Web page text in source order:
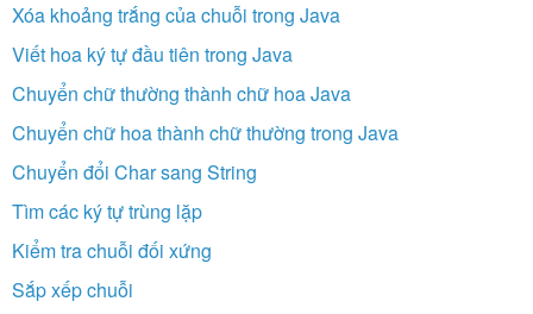
Xóa khoảng trắng của chuỗi trong Java
Viết hoa ký tự đầu tiên trong Java
Chuyển chữ thường thành chữ hoa Java
Chuyển chữ hoa thành chữ thường trong Java
Chuyển đổi Char sang String
Tìm các ký tự trùng lặp
Kiểm tra chuỗi đối xứng
Sắp xếp chuỗi